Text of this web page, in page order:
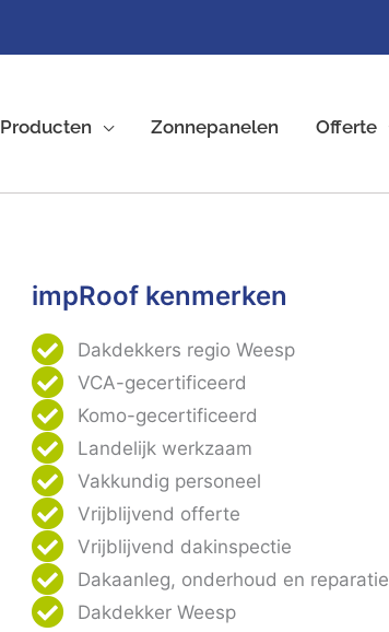
Producten Zonnepanelen Offerte
impRoof kenmerken
Dakdekkers regio Weesp
VCA-gecertificeerd
Komo-gecertificeerd
Landelijk werkzaam
Vakkundig personeel
Vrijblijvend offerte
Vrijblijvend dakinspectie
Dakaanleg, onderhoud en reparatie
Dakdekker Weesp